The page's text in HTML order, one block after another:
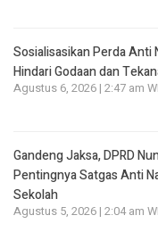
Sosialisasikan Perda Anti
Hindari Godaan dan
Agustus 6, 2026 | 2:47 am
Gandeng Jaksa, DPRD
Pentingnya Satgas Anti
Sekolah
Agustus 5, 2026 | 2:04 am